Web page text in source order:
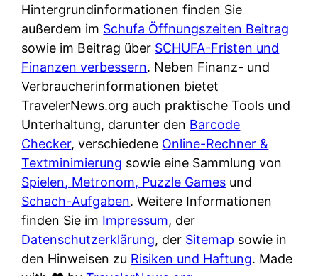
t
e
e
t
s
i
e
ü
c
h
e
n
t
i
s
c
h
e
n
d
e
Hintergrundinformationen finden Sie
außerdem im Schufa Öffnungszeiten Beitrag
sowie im Beitrag über SCHUFA-Fristen und
Finanzen verbessern. Neben Finanz- und
Verbraucherinformationen bietet
TravelerNews.org auch praktische Tools und
Unterhaltung, darunter den Barcode
Checker, verschiedene Online-Rechner &
Textminimierung sowie eine Sammlung von
Spielen, Metronom, Puzzle Games und
Schach-Aufgaben. Weitere Informationen
finden Sie im Impressum, der
Datenschutzerklärung, der Sitemap sowie in
den Hinweisen zu Risiken und Haftung. Made